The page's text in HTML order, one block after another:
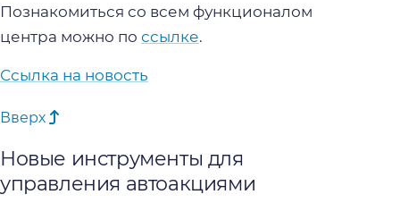
Познакомиться со всем функционалом
центра можно по ссылке.
Ссылка на новость
Вверх
Новые инструменты для
управления автоакциями